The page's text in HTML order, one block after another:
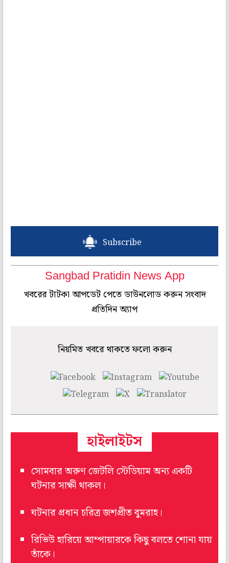
Subscribe
Sangbad Pratidin News App
খবরের টাটকা আপডেট পেতে ডাউনলোড করুন সংবাদ
প্রতিদিন অ্যাপ
নিয়মিত খবরে থাকতে ফলো করুন
হাইলাইটস
সোমবার অরুণ জেটলি স্টেডিয়াম অন্য একটি
ঘটনার সাক্ষী থাকল।
ঘটনার প্রধান চরিত্র জশপ্রীত বুমরাহ।
রিভিউ হারিয়ে আম্পায়ারকে কিছু বলতে শোনা যায়
তাঁকে।